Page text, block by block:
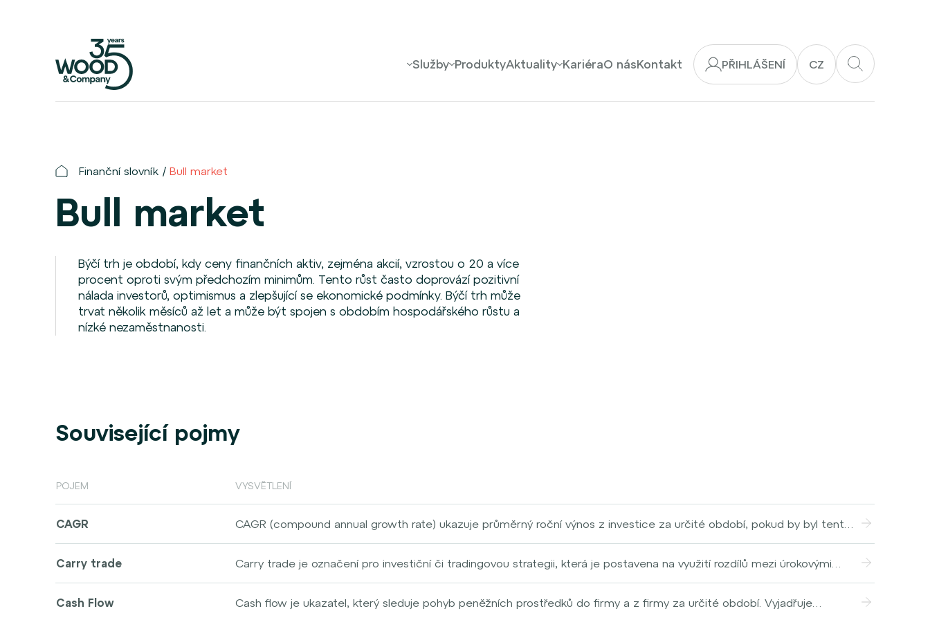
PŘIHLÁŠENÍ CZ
Služby ProduktyAktuality KariéraO násKontakt
Finanční slovník Bull market
Bull market
Býčí trh je období, kdy ceny finančních aktiv, zejména akcií, vzrostou o 20 a více
procent oproti svým předchozím minimům. Tento růst často doprovází pozitivní
nálada investorů, optimismus a zlepšující se ekonomické podmínky. Býčí trh může
trvat několik měsíců až let a může být spojen s obdobím hospodářského růstu a
nízké nezaměstnanosti.
Související pojmy
POJEM VYSVĚTLENÍ
CAGR
CAGR (compound annual growth rate) ukazuje průměrný roční výnos z investice za určité období, pokud by byl tento
výnos rovnoměrně rozložen do jednotlivých let. Je to užitečný nástroj pro porovnávání výkonnosti různých investic
nebo projektů, protože zohledňuje efekt složeného úročení. Investičním profesionálům i jednotlivcům pomáhá
pochopit, jak se jejich investice vyvíjely v průběhu času.
Carry trade
Carry trade je označení pro investiční či tradingovou strategii, která je postavena na využití rozdílů mezi úrokovými
sazbami navázanými na dvě různé měny. Celý princip této strategie v praxi spočívá v půjčce v měně s nízkou úrokovou
sazbou s tím, že se tyto půjčené prostředky následně využijí k nákupu druhé měny, která má naopak vyšší úrokovou
Cash Flow
Cash flow je ukazatel, který sleduje pohyb peněžních prostředků do firmy a z firmy za určité období. Vyjadřuje